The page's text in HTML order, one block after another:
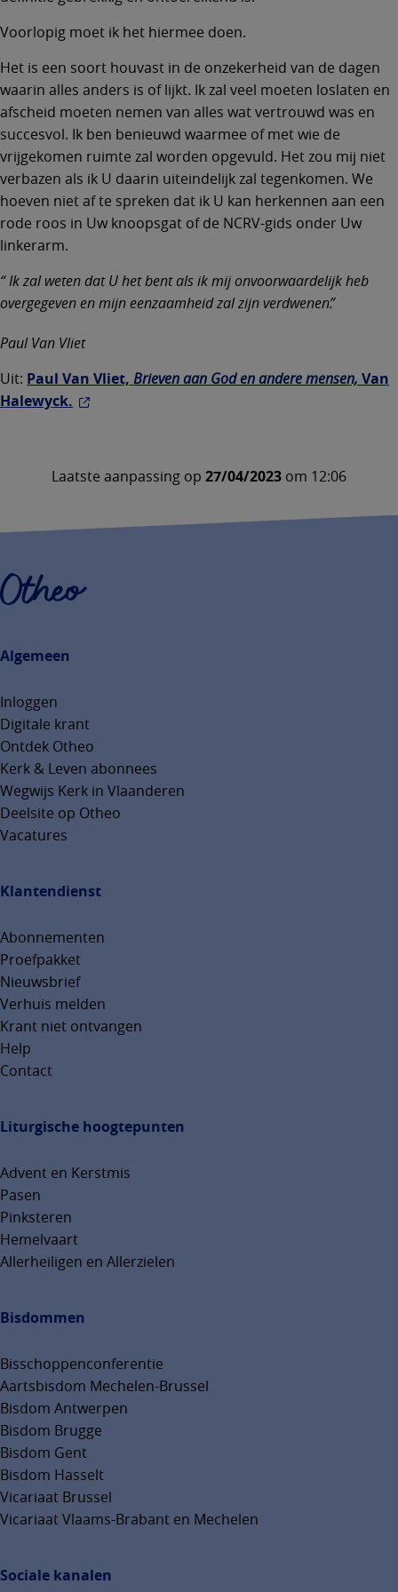
Voorlopig moet ik het hiermee doen.
Het is een soort houvast in de onzekerheid van de dagen
waarin alles anders is of lijkt. Ik zal veel moeten loslaten en
afscheid moeten nemen van alles wat vertrouwd was en
succesvol. Ik ben benieuwd waarmee of met wie de
vrijgekomen ruimte zal worden opgevuld. Het zou mij niet
verbazen als ik U daarin uiteindelijk zal tegenkomen. We
hoeven niet af te spreken dat ik U kan herkennen aan een
rode roos in Uw knoopsgat of de NCRV-gids onder Uw
linkerarm.
Ik zal weten dat U het bent als ik mij onvoorwaardelijk heb
overgegeven en mijn eenzaamheid zal zijn verdwenen.
Paul Van Vliet
Uit: Paul Van Vliet, Brieven aan God en andere mensen, Van
Halewyck.
Laatste aanpassing op 27/04/2023 om 12:06
Algemeen
Inloggen
Digitale krant
Ontdek Otheo
Kerk & Leven abonnees
Wegwijs Kerk in Vlaanderen
Deelsite op Otheo
Vacatures
Klantendienst
Abonnementen
Proefpakket
Nieuwsbrief
Verhuis melden
Krant niet ontvangen
Help
Contact
Sociale kanalen
Liturgische hoogtepunten
Advent en Kerstmis
Pasen
Pinksteren
Hemelvaart
Allerheiligen en Allerzielen
Bisdommen
Bisschoppenconferentie
Aartsbisdom Mechelen-Brussel
Bisdom Antwerpen
Bisdom Brugge
Bisdom Gent
Bisdom Hasselt
Vicariaat Brussel
Vicariaat Vlaams-Brabant en Mechelen